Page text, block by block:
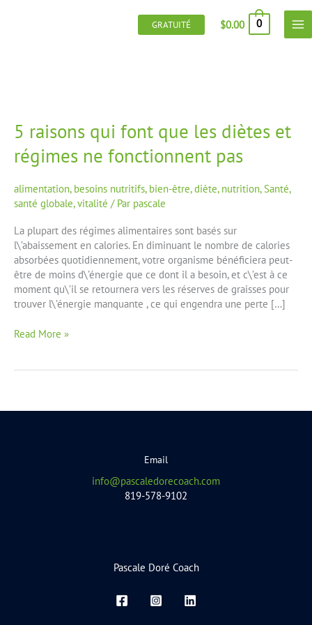
GRATUITÉ $0.00 0
5 raisons qui font que les diètes et
régimes ne fonctionnent pas
alimentation, besoins nutritifs, bien-être,diète, nutrition,Santé,
santé globale,vitalité / Par pascale
La plupart des régimes alimentaires sont basés sur
l\’abaissement en calories. En diminuant le nombre de calories
absorbées quotidiennement, votre organisme bénéficiera peut-
être de moins d\’énergie que ce dont il a besoin, et c\’est à ce
moment qu\’il se retournera vers les réserves de graisses pour
trouver l\’énergie manquante , ce qui engendra une perte […]
qui
font
que
diètes
et
régimes
ne
fonctionnent
pas
Read More »
Email
info@pascaledorecoach.com
819-578-9102
Pascale Doré Coach